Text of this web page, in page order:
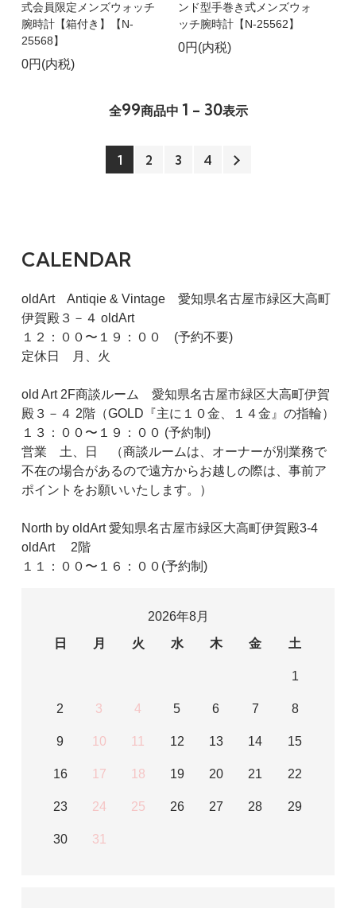
式会員限定メンズウォッチ
腕時計【箱付き】【N-
25568】
0円(内税)
ンド型手巻き式メンズウォ
ッチ腕時計【N-25562】
0円(内税)
全99商品中 1 - 30表示
1 2 3 4
CALENDAR
oldArt Antiqie & Vintage 愛知県名古屋市緑区大高町
伊賀殿３－４ oldArt
１２：００〜１９：００ (予約不要)
定休日 月、火
old Art 2F商談ルーム 愛知県名古屋市緑区大高町伊賀
殿３－４ 2階（GOLD『主に１０金、１４金』の指輪）
１３：００〜１９：００ (予約制)
営業 土、日 （商談ルームは、オーナーが別業務で
不在の場合があるので遠方からお越しの際は、事前ア
ポイントをお願いいたします。）
North by oldArt 愛知県名古屋市緑区大高町伊賀殿3-4
oldArt 2階
１１：００〜１６：００(予約制)
2026年8月
日
月 火 水 木 金 土
1
2 3 4 5 6 7 8
9 10 11 12 13 14 15
16 17 18 19 20 21 22
23 24 25 26 27 28 29
30 31